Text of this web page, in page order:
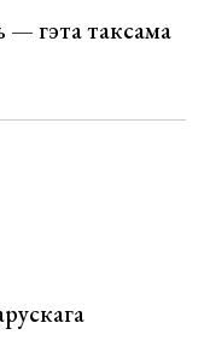
гэта таксама